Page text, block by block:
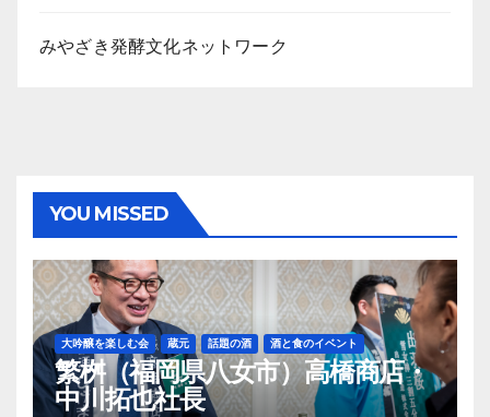
みやざき発酵文化ネットワーク
YOU MISSED
大吟醸を楽しむ会 蔵元 話題の酒 酒と食のイベント
繁桝（福岡県八女市）高橋商店・
中川拓也社長